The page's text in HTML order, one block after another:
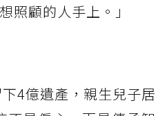
照顧的人手上。」
4億遺產，親生兒子居